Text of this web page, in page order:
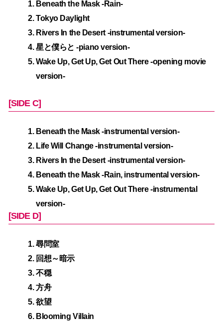
Beneath the Mask -Rain-
Tokyo Daylight
Rivers In the Desert -instrumental version-
星と僕らと -piano version-
Wake Up, Get Up, Get Out There -opening movie
version-
[SIDE C]
Beneath the Mask -instrumental version-
Life Will Change -instrumental version-
Rivers In the Desert -instrumental version-
Beneath the Mask -Rain, instrumental version-
Wake Up, Get Up, Get Out There -instrumental
version-
[SIDE D]
尋問室
回想～暗示
不穏
方舟
欲望
Blooming Villain